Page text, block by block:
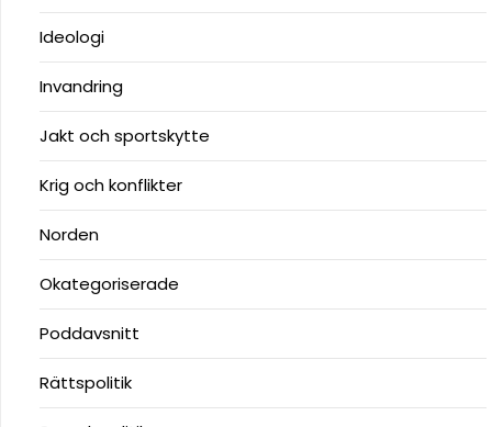
Ideologi
Invandring
Jakt och sportskytte
Krig och konflikter
Norden
Okategoriserade
Poddavsnitt
Rättspolitik